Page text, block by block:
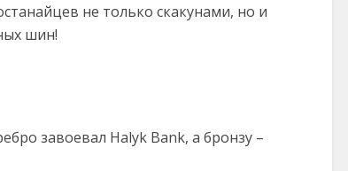
не только скакунами, но и
шин!
завоевал Halyk Bank, а бронзу –